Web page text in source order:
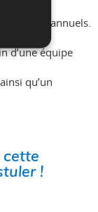
congés annuels.
d’une équipe
qu’un
cette
!